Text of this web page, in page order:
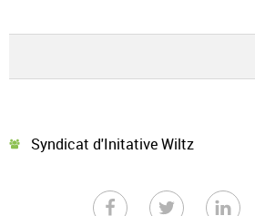
Syndicat d'Initative Wiltz